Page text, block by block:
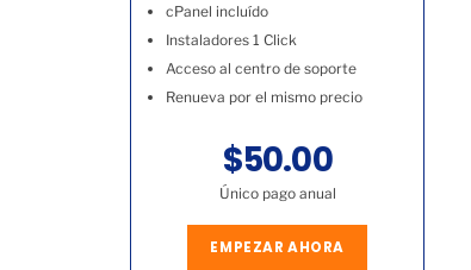
cPanel incluído
Instaladores 1 Click
Acceso al centro de soporte
Renueva por el mismo precio
$50.00
Único pago anual
EMPEZAR AHORA